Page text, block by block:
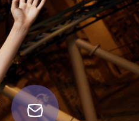
Meta
Zaloguj się
Kanał wpisów
WordPress.org